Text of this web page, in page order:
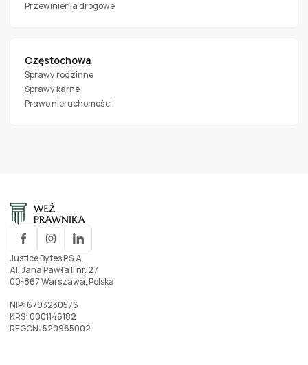
Przewinienia drogowe
Częstochowa
Sprawy rodzinne
Sprawy karne
Prawo nieruchomości
Justice Bytes P.S.A.
Al. Jana Pawła II nr. 27
00-867 Warszawa, Polska
NIP: 6793230576
KRS: 0001146182
REGON: 520965002